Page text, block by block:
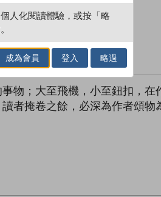
物；大至飛機，小至鈕扣，
者掩卷之餘，必深為作者頌
人化閱讀體驗，或按「略
成為會員 登入 略過